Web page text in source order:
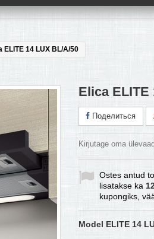
ELITE 14 LUX BL/A/50
Elica ELITE
Поделиться
Kirjutage oma
Ostes antud
lisatakse ka
kupongiks,
Model ELITE 14